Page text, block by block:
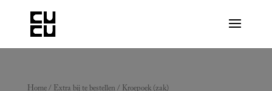
Home/ Extra bij te bestellen / Kroepoek (zak)